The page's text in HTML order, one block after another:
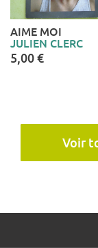
AIME MOI
JULIEN CLERC
5,00 €
Voir